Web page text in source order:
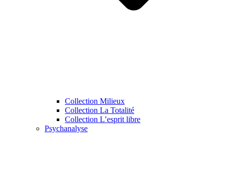
Collection Milieux
Collection La Totalité
Collection L’esprit libre
Psychanalyse